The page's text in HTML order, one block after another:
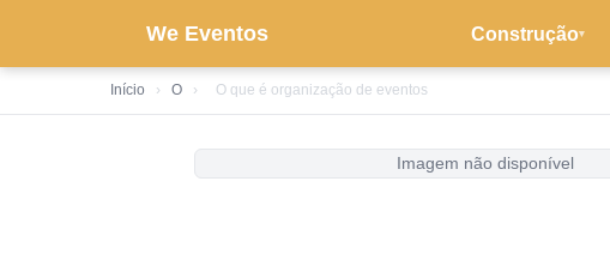
We Eventos Construção▾
Início › O › O que é organização de eventos
Imagem não disponível